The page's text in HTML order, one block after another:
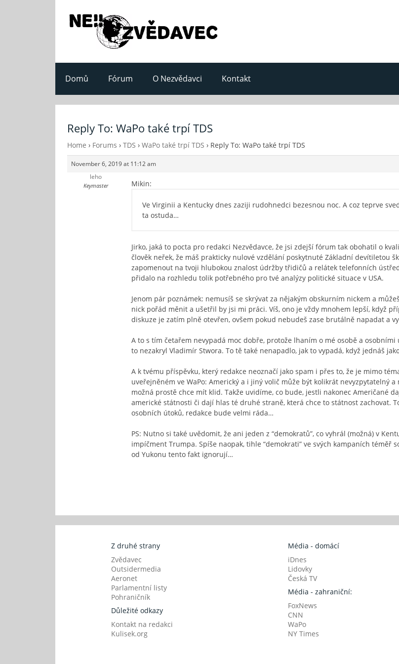
Domů Fórum O Nezvědavci Kontakt
Reply To: WaPo také trpí TDS
Home › Forums › TDS › WaPo také trpí TDS › Reply To: WaPo také trpí TDS
November 6, 2019 at 11:12 am
leho
Keymaster Mikin:
Ve Virginii a Kentucky dnes zaziji rudohnedci bezesnou noc. A coz teprve
ta ostuda…
Jirko, jaká to pocta pro redakci Nezvědavce, že jsi zdejší fórum tak obohatil o
člověk neřek, že máš prakticky nulové vzdělání poskytnuté Základní devítiletou
zapomenout na tvoji hlubokou znalost údržby třidičů a relátek telefonních
přidalo na rozhledu tolik potřebného pro tvé analýzy politické situace v USA.
Jenom pár poznámek: nemusíš se skrývat za nějakým obskurním nickem a
nick pořád měnit a ušetřil by jsi mi práci. Víš, ono je vždy mnohem lepší, když
diskuze je zatím plně otevřen, ovšem pokud nebudeš zase brutálně napadat a
A to s tím četařem nevypadá moc dobře, protože lhaním o mé osobě a
to nezakryl Vladimír Stwora. To tě také nenapadlo, jak to vypadá, když jednáš
A k tvému příspěvku, který redakce neoznačí jako spam i přes to, že je mimo
uveřejněném ve WaPo: Americký a i jiný volič může být kolikrát nevyzpytatelný
možná prostě chce mít klid. Takže uvidíme, co bude, jestli nakonec Američané
americké státnosti či dají hlas té druhé straně, která chce to státnost zachovat.
osobních útoků, redakce bude velmi ráda…
PS: Nutno si také uvědomit, že ani jeden z “demokratů”, co vyhrál (možná) v
impíčment Trumpa. Spíše naopak, tihle “demokrati” ve svých kampaních téměř
od Yukonu tento fakt ignorují…
Z druhé strany
Zvědavec
Outsidermedia
Aeronet
Parlamentní listy
Pohraničník
Důležité odkazy
Kontakt na redakci
Kulisek.org
Média - domácí
iDnes
Lidovky
Česká TV
Média - zahraniční:
FoxNews
CNN
WaPo
NY Times